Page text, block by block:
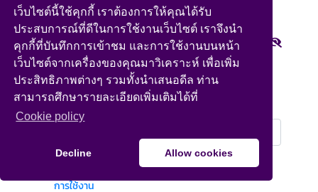
เว็บไซต์นี้ใช้คุกกี้ เราต้องการให้คุณได้รับ
ประสบการณ์ที่ดีในการใช้งานเว็บไซต์ เราจึงนำ
คุกกี้ที่บันทึกการเข้าชม และการใช้งานบนหน้า
เว็บไซต์จากเครื่องของคุณมาวิเคราะห์ เพื่อเพิ่ม
ประสิทธิภาพต่างๆ รวมทั้งนำเสนอดีล ท่าน
สามารถศึกษารายละเอียดเพิ่มเติมได้ที่
Сookie policy
Decline Allow cookies
Southeast
LMS
ยืนยันรหัสผ่าน
รหัสผ่านต้องมีความยาว 8 ตัวขึ้นไป ประกอบด้วยตัวอักษร ตัวเลข
ผสมกัน
ฉันยอมรับว่าฉันได้อ่านและยอมรับข้อกำหนดและเงื่อนไข
การใช้งาน